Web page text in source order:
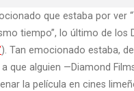
que estaba por ver
tiempo”, lo último de los
). Tan emocionado estaba,
que alguien —Diamond
la película en cines